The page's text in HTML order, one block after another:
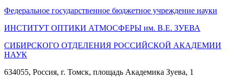
Федеральное государственное бюджетное учреждение науки
ИНСТИТУТ ОПТИКИ АТМОСФЕРЫ им. В.Е. ЗУЕВА
СИБИРСКОГО ОТДЕЛЕНИЯ РОССИЙСКОЙ АКАДЕМИИ
НАУК
634055, Россия, г. Томск, площадь Академика Зуева, 1